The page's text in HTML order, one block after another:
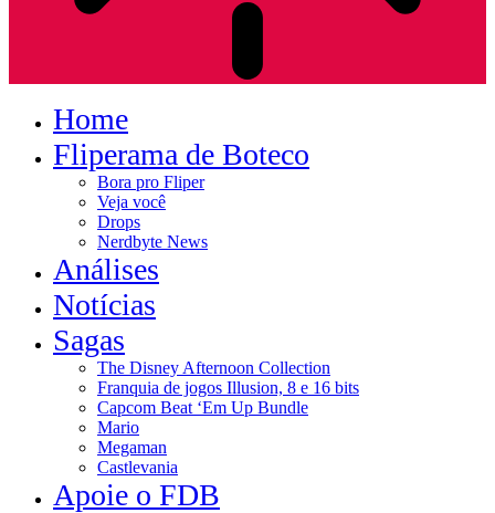
Home
Fliperama de Boteco
Bora pro Fliper
Veja você
Drops
Nerdbyte News
Análises
Notícias
Sagas
The Disney Afternoon Collection
Franquia de jogos Illusion, 8 e 16 bits
Capcom Beat ‘Em Up Bundle
Mario
Megaman
Castlevania
Apoie o FDB